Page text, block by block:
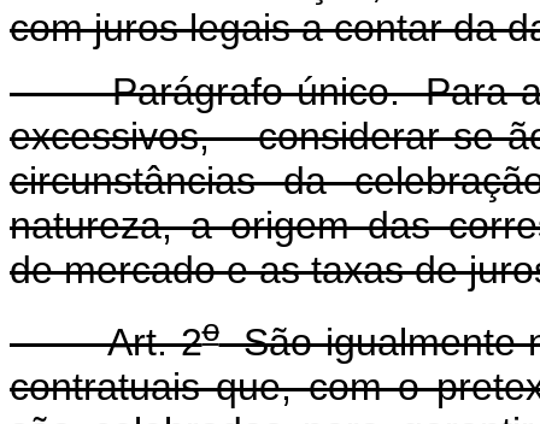
com juros legais a contar da
Parágrafo único. Para a
excessivos, considerar-
circunstâncias da
natureza, a origem das
de mercado e as taxas de
Art. 2oSão igualmente
contratuais que, com o